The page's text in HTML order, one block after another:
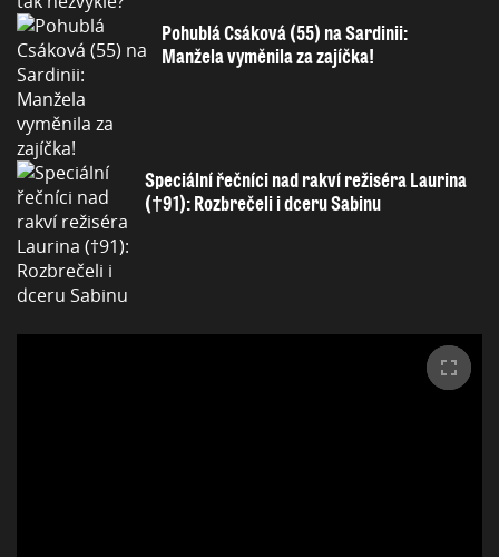
Pohublá Csáková (55) na Sardinii:
Manžela vyměnila za zajíčka!
Speciální řečníci nad rakví režiséra Laurina
(†91): Rozbrečeli i dceru Sabinu